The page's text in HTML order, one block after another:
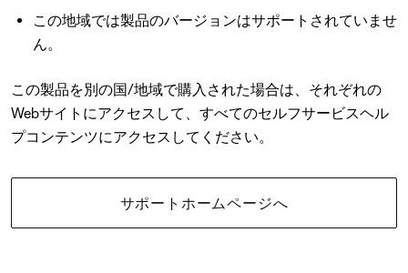
この地域では製品のバージョンはサポートされていませ
ん。
この製品を別の国/地域で購入された場合は、それぞれの
Webサイトにアクセスして、すべてのセルフサービスヘル
プコンテンツにアクセスしてください。
サポートホームページへ